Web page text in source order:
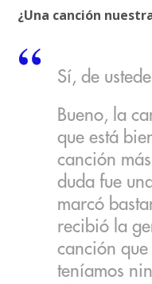
¿Una canción
Sí, de
Bueno, la
que está
canción
duda fue
marcó
recibió la
canción
teníamos